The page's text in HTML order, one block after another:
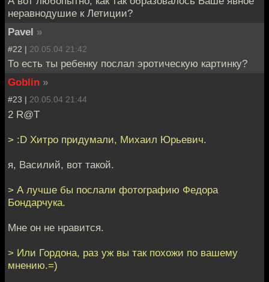
неравнодушие к Летиции?
Pavel »
#22 | 20.05.04 21:42
То есть ты ребенку послал эротическую картинку?
Goblin »
#23 | 20.05.04 21:44
2 R@T
> :D Хитро придумали, Михаил Юрьевич.
я, Василий, вот такой.
> А лучше бы послали фотографию Федора
Бондарчука.
Мне он не нравится.
> Или Гордона, раз уж вы так похожи по вашему
мнению.=)